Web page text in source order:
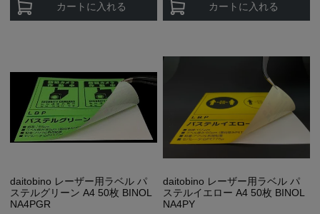
カートに入れる カートに入れる
daitobino レーザー用ラベル パ
ステルグリーン A4 50枚 BINOL
NA4PGR
daitobino レーザー用ラベル パ
ステルイエロー A4 50枚 BINOL
NA4PY